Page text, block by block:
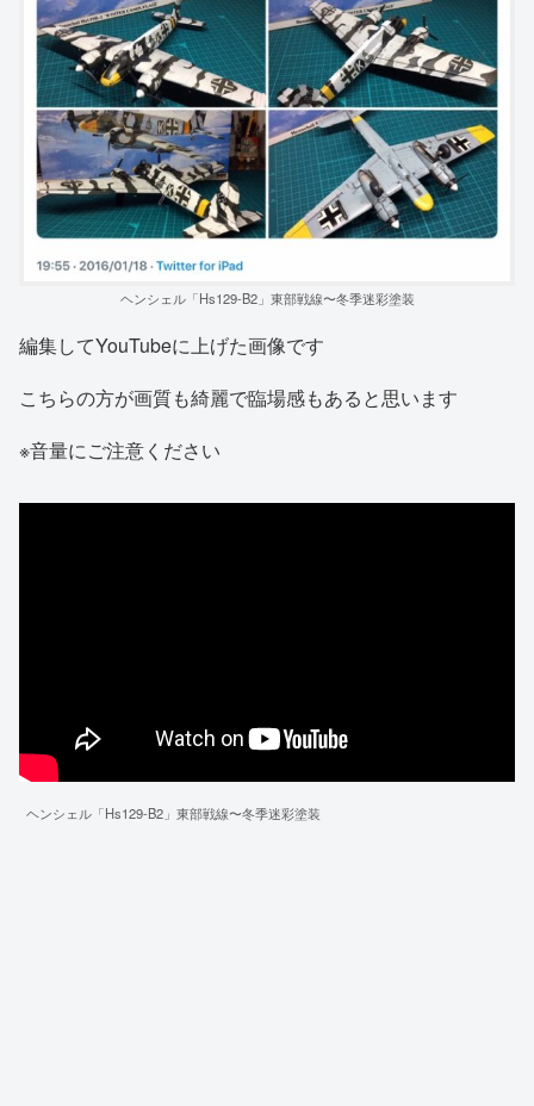
ヘンシェル「Hs129-B2」東部戦線〜冬季迷彩塗装
編集してYouTubeに上げた画像です
こちらの方が画質も綺麗で臨場感もあると思います
※音量にご注意ください
ヘンシェル「Hs129-B2」東部戦線〜冬季迷彩塗装